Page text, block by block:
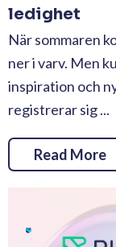
ledighet
När sommaren
ner i varv. Men
inspiration och
registrerar sig ...
Read More